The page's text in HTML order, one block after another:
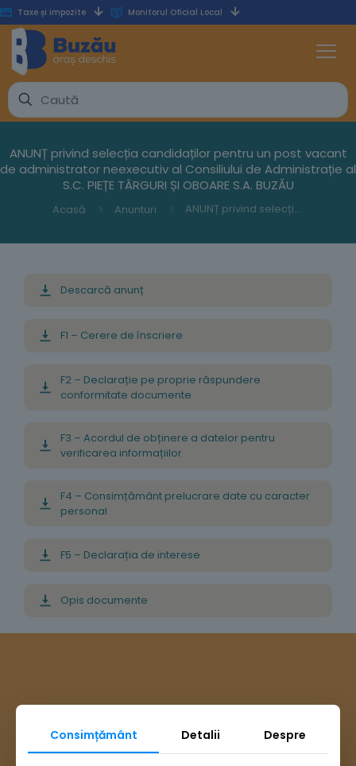
Taxe și impozite Monitorul Oficial Local
ANUNȚ privind selecția candidaților pentru un post vacant
de administrator neexecutiv al Consiliului de Administrație al
S.C. PIEȚE TÂRGURI ȘI OBOARE S.A. BUZĂU
Acasă Anunturi ANUNȚ privind selecția candidaților pentru un post vacant de administrator neexecutiv al Consiliului de Administrație al S.C. PIEȚE TÂRGURI ȘI OBOARE S.A. BUZĂU
Descarcă anunț
F1 – Cerere de înscriere
F2 – Declarație pe proprie răspundere
conformitate documente
F3 – Acordul de obținere a datelor pentru
verificarea informațiilor
F4 – Consimțământ prelucrare date cu caracter
personal
F5 – Declarația de interese
Opis documente
Consimțământ Detalii Despre